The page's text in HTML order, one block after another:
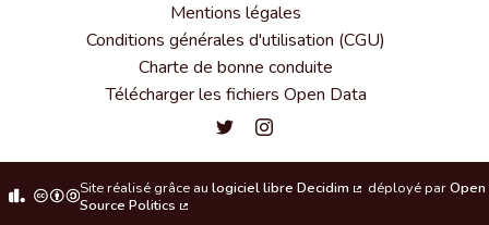
Mentions légales
Conditions générales d'utilisation (CGU)
Charte de bonne conduite
Télécharger les fichiers Open Data
Convention citoyenne étudiante
Convention citoyenne
Site réalisé grâce au logiciel libre Decidim
(Lien externe)
déployé parOpen
Source Politics